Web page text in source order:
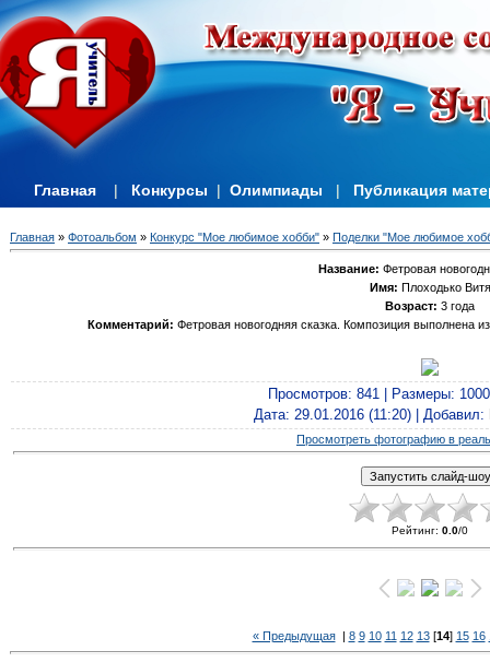
Главная | Конкурсы | Олимпиады | Публикация
Главная » Фотоальбом » Конкурс "Мое любимое хобби" » Поделки "Мое любимое
Название: Фетровая
Имя: Плоходько Витя
Возраст: 3 года
Комментарий: Фетровая новогодняя сказка. Композиция выполнена
Просмотров: 841 | Размеры:
Дата: 29.01.2016 (11:20) | Добавил:
Просмотреть фотографию в
Рейтинг: 0.0/0
« Предыдущая| 8 9 10 11 12 13[14] 15 16